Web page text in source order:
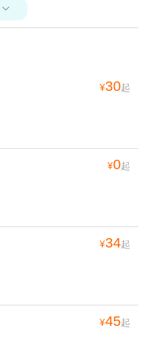

¥30起
¥0起
¥34起
¥45起